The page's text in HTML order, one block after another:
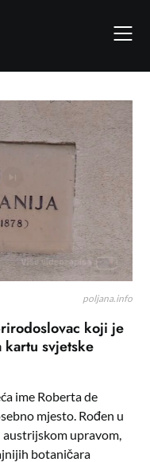
koji je
svjetske
ime Roberta de
mjesto. Rođen u
austrijskom upravom,
botaničara